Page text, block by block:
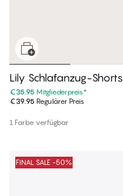
Lily Schlafanzug-Shorts
€35.95 Mitgliederpreis*
€39.95 Regulärer Preis
1 Farbe verfügbar
FINAL SALE -50%